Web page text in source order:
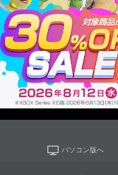
パソコン版へ